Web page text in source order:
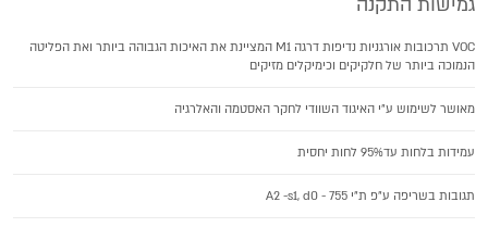
VOC תרכובות אורגניות נדיפות דרגה M1 המציינת את האיכות הגבוהה ביותר ואת הפליטה
הנמוכה ביותר של חלקיקים וכימיקלים מזיקים
מאושר לשימוש ע"י האיגוד השוודי לחקר האסטמה והאלרגיה
עמידות בלחות עד95% לחות יחסית
תגובות בשריפה ע"פ ת"י 755 - A2 -s1, d0